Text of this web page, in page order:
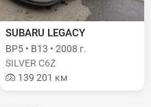
SUBARU LEGACY
BP5 • B13 • 2008 г.
SILVER C6Z
139 201 км